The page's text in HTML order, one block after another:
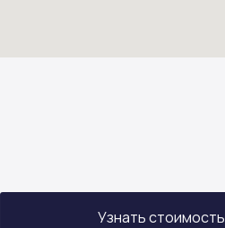
Узнать стоимость